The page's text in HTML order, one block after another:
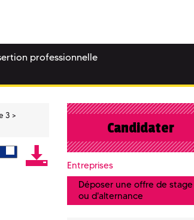
professionnelle
3
Candidater
Entreprises
Déposer une offre de stage
ou d'alternance